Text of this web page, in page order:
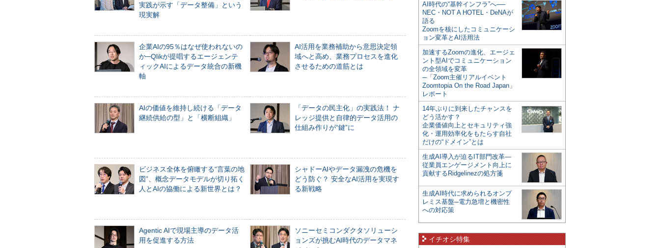
実践が示す「データ整備」という
現実解
企業AIの95％はなぜ使われないの
か─Qlikが提唱するエージェンテ
ィックAIによるデータ統合の新機
軸
AI活用を業務補助から意思決定領
域へと高め、業務プロセスを進化
させるための道筋とは
AIの価値を維持し続ける「データ
継続供給の型」と「横断組織」
「データの民主化」の実践法！ ナ
レッジ提供と自律的データ活用の
仕組み作りが“鍵”に
ビジネス全体を俯瞰する“言葉の地
図”、概念データモデルが切り拓く
人とAIの協働による新世界とは？
シャドーAIやデータ漏洩の危機を
どう防ぐ？ 安全なAI活用を実現す
る新戦略
Agentic AIで現場主導のデータ活
用を促進する方法
ソニーセミコンダクタソリューシ
ョンズが挑むAI時代のデータマネ
AI時代の“基幹インフラ”へ──
NEC・NOT A HOTEL・DeNAが
語る
Zoomを核にしたコミュニケーシ
ョン変革とAI活用法
加速するZoomの進化、エージェ
ント型AIでコミュニケーション
の全領域を変革
─「Zoom主催リアルイベント
Zoomtopia On the Road Japan」
レポート
14年ぶりに到来したチャンスを
どう活かす？
企業価値向上とセキュリティ強
化・運用効率化をもたらす自社
だけの“ドメイン”とは
生成AI導入が迫るIT部門改革―
従業員エンゲージメント向上に
貢献するRidgelinezの処方箋
生成AI時代に求められるオンプ
レミス基盤─電力急増と機密性
への対応策
イチオシ特集